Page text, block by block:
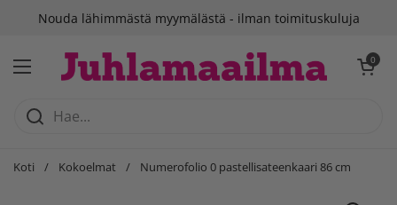
Siirry sisältöön
Nouda lähimmästä myymälästä - ilman toimituskuluja
Avaa valikko
Avaa 0
Koti / Kokoelmat / Numerofolio 0 pastellisateenkaari 86 cm